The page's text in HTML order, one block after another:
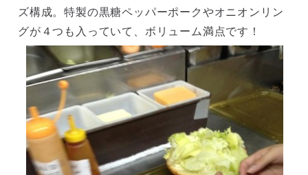
ズ構成。特製の黒糖ペッパーポークやオニオンリン
グが４つも入っていて、ボリューム満点です！